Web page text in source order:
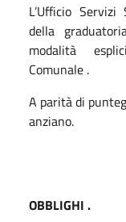
L’Ufficio Servizi
della
modalità
Comunale .
A parità di
anziano.
OBBLIGHI .